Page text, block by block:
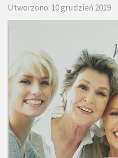
Utworzono: 10 grudzień 2019